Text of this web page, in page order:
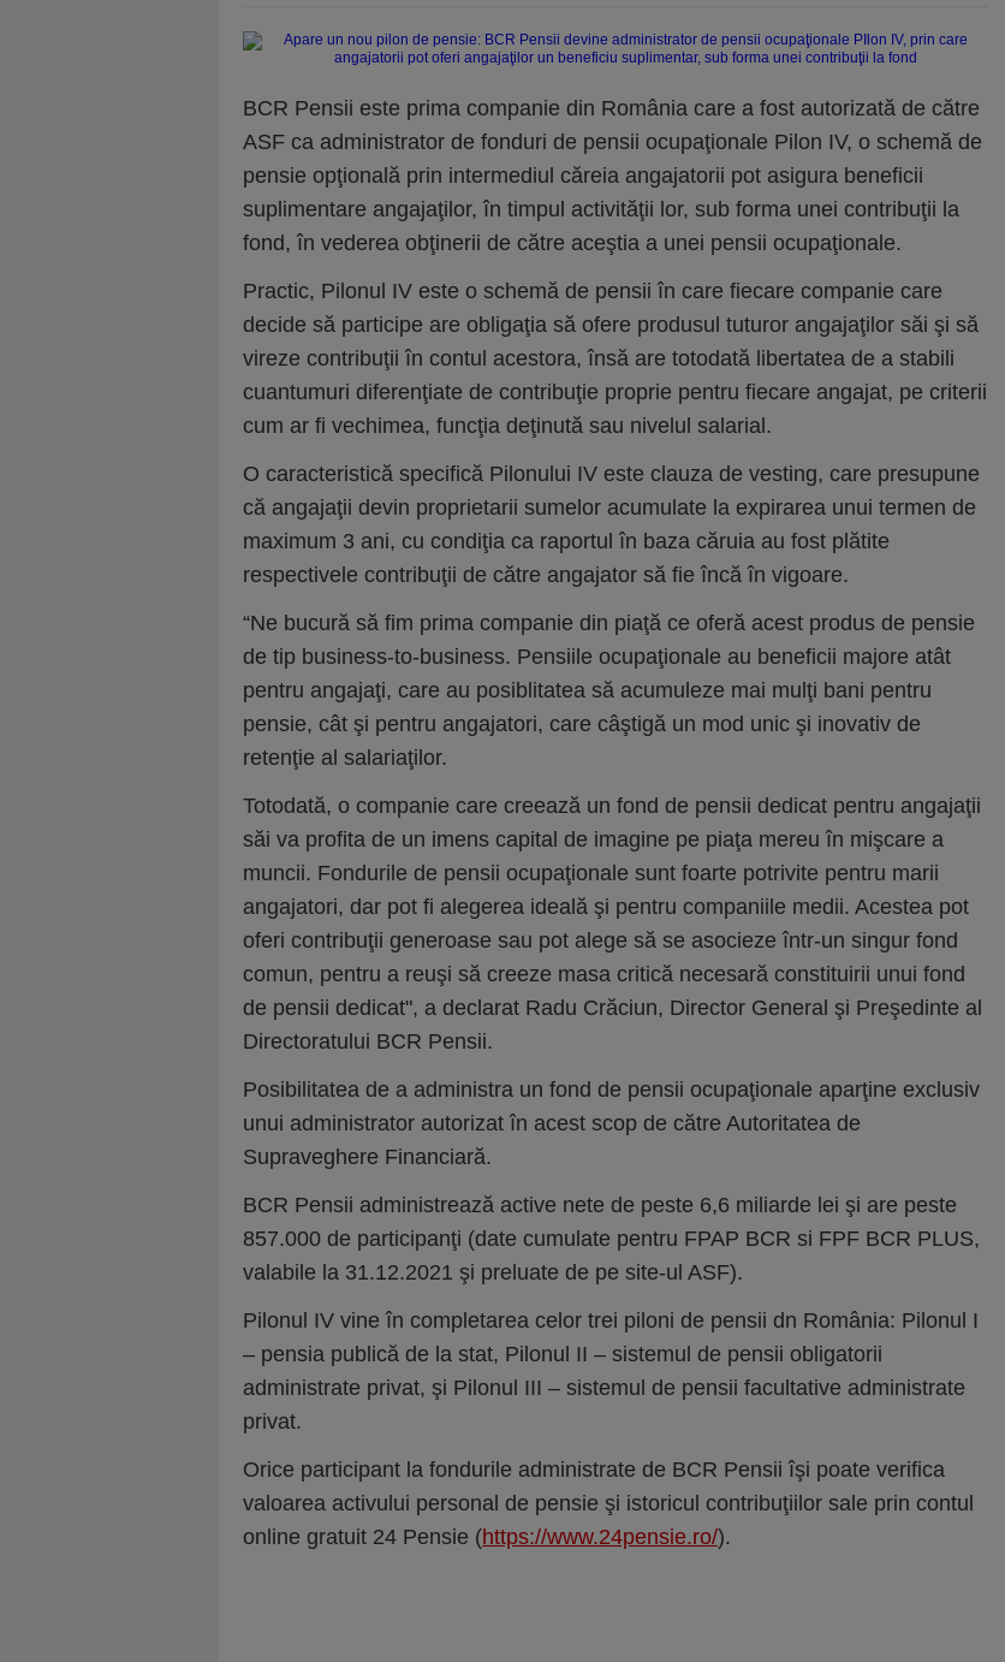
BCR Pensii este prima companie din România care a fost autorizată de către
ASF ca administrator de fonduri de pensii ocupaţionale Pilon IV, o schemă de
pensie opţională prin intermediul căreia angajatorii pot asigura beneficii
suplimentare angajaţilor, în timpul activităţii lor, sub forma unei contribuţii la
fond, în vederea obţinerii de către aceştia a unei pensii ocupaţionale.
Practic, Pilonul IV este o schemă de pensii în care fiecare companie care
decide să participe are obligaţia să ofere produsul tuturor angajaţilor săi şi să
vireze contribuţii în contul acestora, însă are totodată libertatea de a stabili
cuantumuri diferenţiate de contribuţie proprie pentru fiecare angajat, pe criterii
cum ar fi vechimea, funcţia deţinută sau nivelul salarial.
O caracteristică specifică Pilonului IV este clauza de vesting, care presupune
că angajaţii devin proprietarii sumelor acumulate la expirarea unui termen de
maximum 3 ani, cu condiţia ca raportul în baza căruia au fost plătite
respectivele contribuţii de către angajator să fie încă în vigoare.
“Ne bucură să fim prima companie din piaţă ce oferă acest produs de pensie
de tip business-to-business. Pensiile ocupaţionale au beneficii majore atât
pentru angajaţi, care au posiblitatea să acumuleze mai mulţi bani pentru
pensie, cât şi pentru angajatori, care câştigă un mod unic şi inovativ de
retenţie al salariaţilor.
Totodată, o companie care creează un fond de pensii dedicat pentru angajaţii
săi va profita de un imens capital de imagine pe piaţa mereu în mişcare a
muncii. Fondurile de pensii ocupaţionale sunt foarte potrivite pentru marii
angajatori, dar pot fi alegerea ideală şi pentru companiile medii. Acestea pot
oferi contribuţii generoase sau pot alege să se asocieze într-un singur fond
comun, pentru a reuşi să creeze masa critică necesară constituirii unui fond
de pensii dedicat", a declarat Radu Crăciun, Director General şi Preşedinte al
Directoratului BCR Pensii.
Posibilitatea de a administra un fond de pensii ocupaţionale aparţine exclusiv
unui administrator autorizat în acest scop de către Autoritatea de
Supraveghere Financiară.
BCR Pensii administrează active nete de peste 6,6 miliarde lei şi are peste
857.000 de participanţi (date cumulate pentru FPAP BCR si FPF BCR PLUS,
valabile la 31.12.2021 şi preluate de pe site-ul ASF).
Pilonul IV vine în completarea celor trei piloni de pensii dn România: Pilonul I
– pensia publică de la stat, Pilonul II – sistemul de pensii obligatorii
administrate privat, şi Pilonul III – sistemul de pensii facultative administrate
privat.
Orice participant la fondurile administrate de BCR Pensii îşi poate verifica
valoarea activului personal de pensie şi istoricul contribuţiilor sale prin contul
online gratuit 24 Pensie (https://www.24pensie.ro/).